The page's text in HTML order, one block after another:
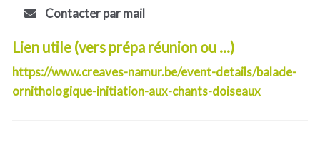
Contacter par mail
Lien utile (vers prépa réunion ou ...)
https://www.creaves-namur.be/event-details/balade-
ornithologique-initiation-aux-chants-doiseaux